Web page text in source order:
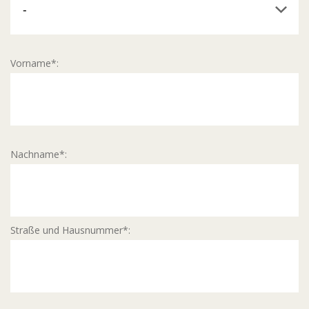
Vorname*:
Nachname*:
Straße und Hausnummer*: